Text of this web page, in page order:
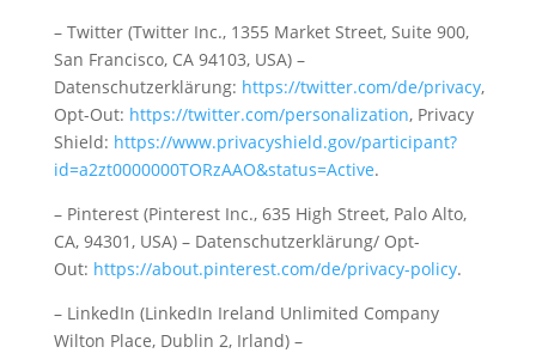
– Twitter (Twitter Inc., 1355 Market Street, Suite 900,
San Francisco, CA 94103, USA) –
Datenschutzerklärung: https://twitter.com/de/privacy,
Opt-Out: https://twitter.com/personalization, Privacy
Shield: https://www.privacyshield.gov/participant?
id=a2zt0000000TORzAAO&status=Active.
– Pinterest (Pinterest Inc., 635 High Street, Palo Alto,
CA, 94301, USA) – Datenschutzerklärung/ Opt-
Out: https://about.pinterest.com/de/privacy-policy.
– LinkedIn (LinkedIn Ireland Unlimited Company
Wilton Place, Dublin 2, Irland) –